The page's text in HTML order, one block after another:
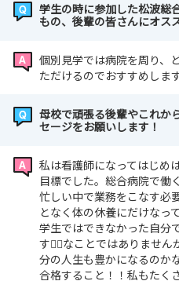
学生の時に参加した松波総
もの、後輩の皆さんにオス
個別見学では病院を周り、
ただけるのでおすすめしま
母校で頑張る後輩やこれか
セージをお願いします！
私は看護師になってはじめ
目標でした。総合病院で働
忙しい中で業務をこなす必
となく体の休養にだけなっ
学生ではできなかった自分
す🙂‍↕️なことではありませ
分の人生も豊かになるのか
合格すること！！私もたく